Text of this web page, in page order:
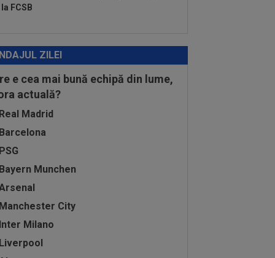
FCSB
ZILEI
e cea mai bună echipă din lume,
actuală?
Madrid
Munchen
City
Milano